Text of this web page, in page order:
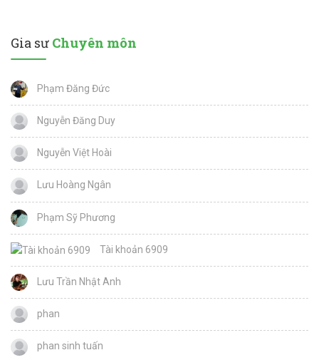
Gia sư Chuyên môn
Phạm Đăng Đức
Nguyễn Đăng Duy
Nguyễn Việt Hoài
Lưu Hoàng Ngân
Phạm Sỹ Phương
Tài khoản 6909
Lưu Trần Nhật Anh
phan
phan sinh tuấn